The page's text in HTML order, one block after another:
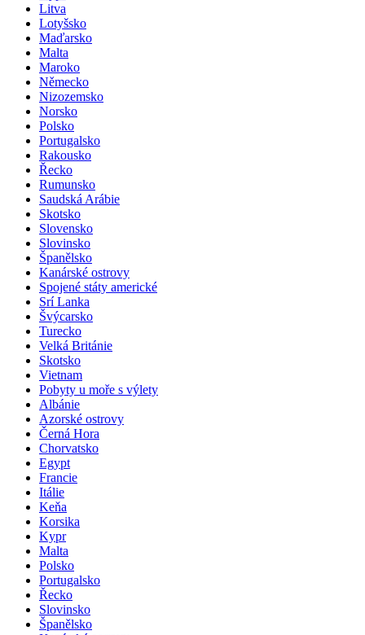
Litva
Lotyšsko
Maďarsko
Malta
Maroko
Německo
Nizozemsko
Norsko
Polsko
Portugalsko
Rakousko
Řecko
Rumunsko
Saudská Arábie
Skotsko
Slovensko
Slovinsko
Španělsko
Kanárské ostrovy
Spojené státy americké
Srí Lanka
Švýcarsko
Turecko
Velká Británie
Skotsko
Vietnam
Pobyty u moře s výlety
Albánie
Azorské ostrovy
Černá Hora
Chorvatsko
Egypt
Francie
Itálie
Keňa
Korsika
Kypr
Malta
Polsko
Portugalsko
Řecko
Slovinsko
Španělsko